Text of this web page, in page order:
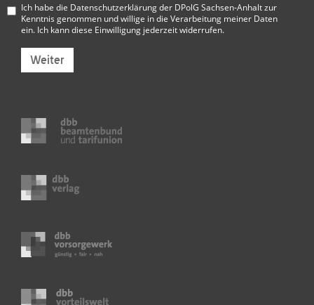
Ich habe die Datenschutzerklärung der DPolG Sachsen-Anhaltzur
Kenntnis genommen und willige in die Verarbeitung meiner Daten
ein. Ich kann diese Einwilligung jederzeit widerrufen.
Weiter